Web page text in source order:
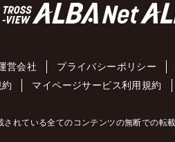
営会社 プライバシーポリシー
マイページサービス利用規約
されている全てのコンテンツの無断での転